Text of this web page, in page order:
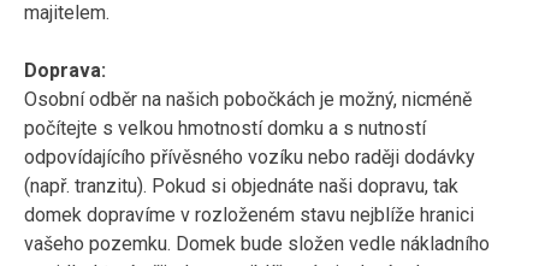
majitelem.
Doprava:
Osobní odběr na našich pobočkách je možný, nicméně
počítejte s velkou hmotností domku a s nutností
odpovídajícího přívěsného vozíku nebo raději dodávky
(např. tranzitu). Pokud si objednáte naši dopravu, tak
domek dopravíme v rozloženém stavu nejblíže hranici
vašeho pozemku. Domek bude složen vedle nákladního